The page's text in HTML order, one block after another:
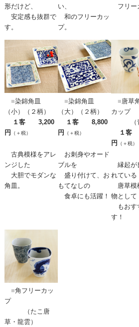
形だけど、
安定感も抜群で
す。
い、
和のフリーカッ
プ。
フリー
■染錦角皿
（小）（２柄）
１客 3,200
円
（＋税）
古典模様をアレ
ンジした
大胆でモダンな
角皿。
■染錦角皿
（大）（２柄）
１客 8,800
円
（＋税）
お刺身やオード
ブルを
盛り付けて、お
もてなしの
食卓にも活躍！
■唐草
カップ
１客
円
（＋税）
縁起が
れている
唐草模
物として
もおす
す！
■角フリーカッ
プ
（たこ唐
草・龍雲）